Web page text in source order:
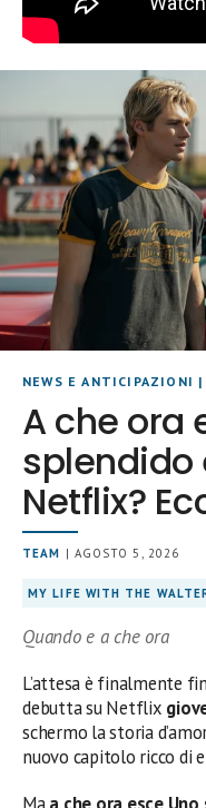
NEWS E ANTICIPAZIONI |
A che ora
splendido
Netflix?
TEAM | AGOSTO 5, 2026
MY LIFE WITH THE
Quando e a che ora
L’attesa è finalmente
debutta su Netflix
schermo la storia
nuovo capitolo ricco di